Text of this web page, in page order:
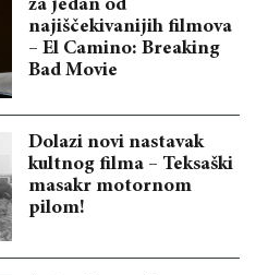
za jedan od
najiščekivanijih filmova
– El Camino: Breaking
Bad Movie
Dolazi novi nastavak
kultnog filma – Teksaški
masakr motornom
pilom!